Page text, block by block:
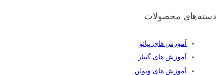
دسته‌های محصولات
آموزش های پیانو
آموزش های گیتار
آموزش های ویولن